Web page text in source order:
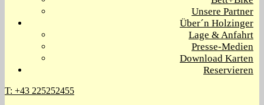
Unsere Partner
Über´n Holzinger
Lage & Anfahrt
Presse-Medien
Download Karten
Reservieren
T: +43 225252455